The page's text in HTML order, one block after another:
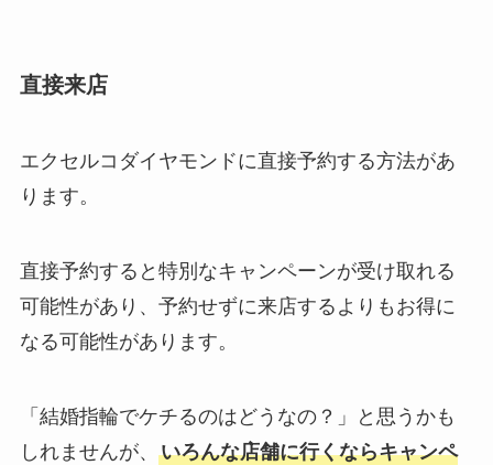
直接来店
エクセルコダイヤモンドに直接予約する方法があ
ります。
直接予約すると特別なキャンペーンが受け取れる
可能性があり、予約せずに来店するよりもお得に
なる可能性があります。
「結婚指輪でケチるのはどうなの？」と思うかも
しれませんが、 いろんな店舗に行くならキャンペ